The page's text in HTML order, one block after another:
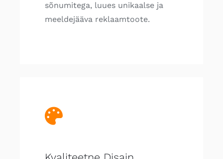
sõnumitega, luues unikaalse ja
meeldejääva reklaamtoote.